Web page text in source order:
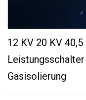
12 KV 20 KV
Gasisolierung